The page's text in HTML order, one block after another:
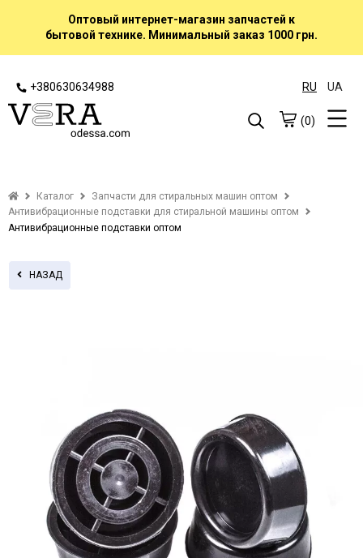
Оптовый интернет-магазин запчастей к
бытовой технике. Минимальный заказ 1000 грн.
+380630634988 RU UA
(0)
Каталог
Запчасти для стиральных машин оптом
Антивибрационные подставки для стиральной машины оптом
Антивибрационные подставки оптом
НАЗАД